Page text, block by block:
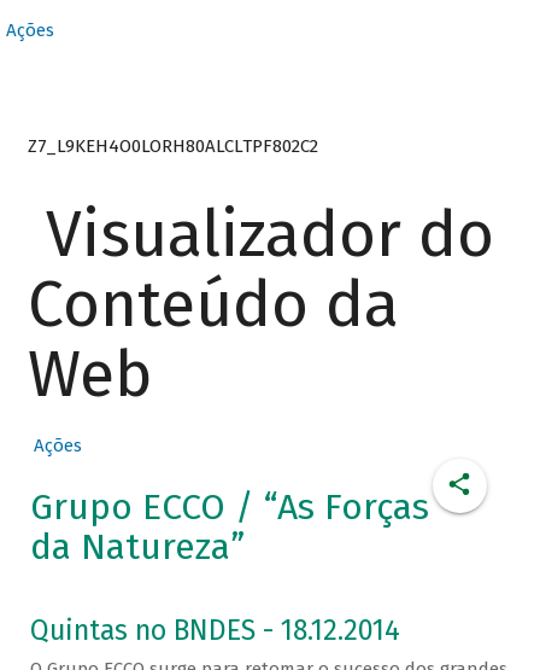
Ações
Z7_L9KEH4O0LORH80ALCLTPF802C2
Visualizador do
Conteúdo da
Web
Ações
Grupo ECCO / “As Forças
da Natureza”
Quintas no BNDES - 18.12.2014